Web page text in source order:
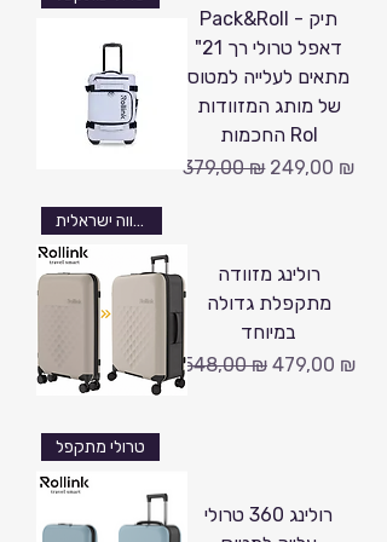
Pack&Roll - תיק
דאפל טרולי רך 21"
מתאים לעלייה למטוס
של מותג המזוודות
החכמות Rol
Обычная цена
379,00 ₪ Цена со
249,00 ₪
גאווה ישראלית
רולינג מזוודה
מתקפלת גדולה
במיוחד
Обычная цена
548,00 ₪ Цена со
479,00 ₪
טרולי מתקפל
רולינג 360 טרולי